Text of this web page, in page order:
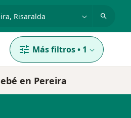
Más filtros• 1
en Pereira